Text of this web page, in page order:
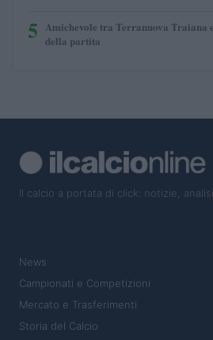
5 Amichevole tra Terranuova Traiana
della partita
Il calcio a portata di click: notizie,
News
Campionati e Competizioni
Mercato e Trasferimenti
Storia del Calcio